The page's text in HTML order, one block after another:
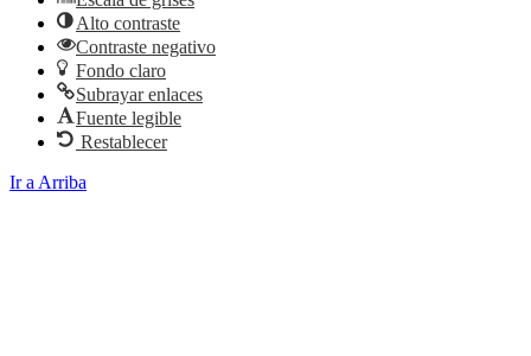
Alto contraste
Contraste negativo
Fondo claro
Subrayar enlaces
Fuente legible
Restablecer
Ir a Arriba